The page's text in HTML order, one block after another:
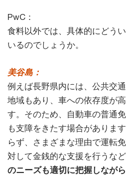
PwC：
食料以外では、具体的にどう
いるのでしょうか。
美谷島：
例えば長野県内には、公共交
地域もあり、車への依存度が
す。そのため、自動車の普通
も支障をきたす場合がありま
らず、さまざまな理由で運転
対して金銭的な支援を行うなど
のニーズも適切に把握しなが